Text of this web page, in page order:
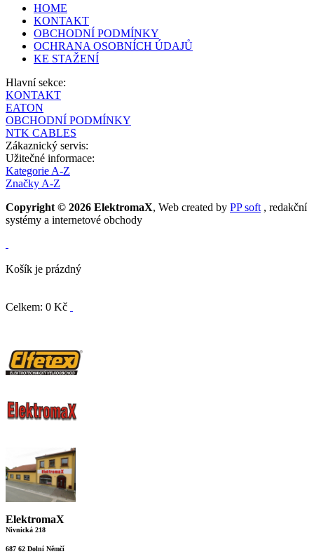
HOME
KONTAKT
OBCHODNÍ PODMÍNKY
OCHRANA OSOBNÍCH ÚDAJŮ
KE STAŽENÍ
Hlavní sekce:
KONTAKT
EATON
OBCHODNÍ PODMÍNKY
NTK CABLES
Zákaznický servis:
Užitečné informace:
Kategorie A-Z
Značky A-Z
Copyright © 2026 ElektromaX, Web created by PP soft , redakční
systémy a internetové obchody
Košík je prázdný
Celkem: 0 Kč
ElektromaX
Nivnická 218
687 62 Dolní Němčí